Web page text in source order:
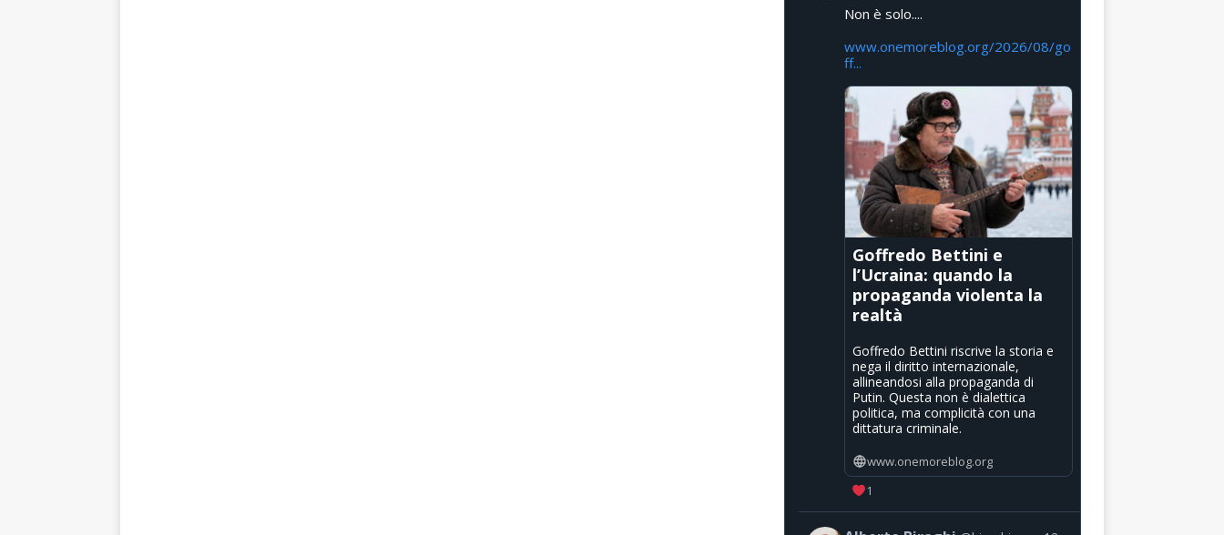
Non è solo....
www.onemoreblog.org/2026/08/go
ff...
Goffredo Bettini e
l’Ucraina: quando la
propaganda violenta la
realtà
Goffredo Bettini riscrive la storia e
nega il diritto internazionale,
allineandosi alla propaganda di
Putin. Questa non è dialettica
politica, ma complicità con una
dittatura criminale.
www.onemoreblog.org
1